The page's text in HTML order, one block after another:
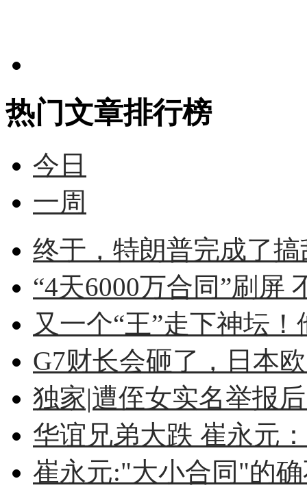
热门文章排行榜
今日
一周
终于，特朗普完成了
“4天6000万合同”刷屏
又一个“王”走下神坛
G7财长会砸了，日本
独家|遭侄女实名举报
华谊兄弟大跌 崔永元
崔永元:"大小合同"的